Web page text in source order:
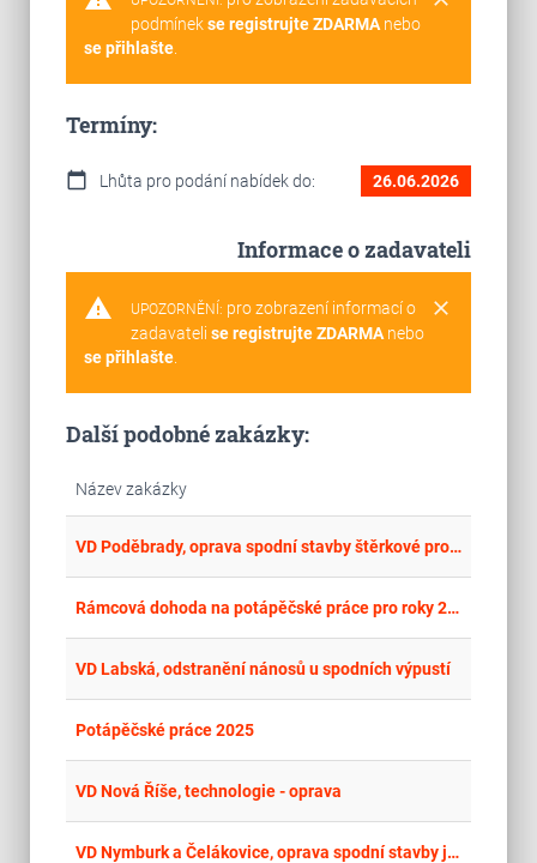
podmínekse registrujte ZDARMAnebo
se přihlašte.
Termíny:
calendar_today Lhůta pro podání nabídek do: 26.06.2026
Informace o zadavateli
warning clear
UPOZORNĚNÍ: pro zobrazení informací o
zadavateli se registrujte ZDARMAnebo
se přihlašte.
Další podobné zakázky:
Název zakázky
VD Poděbrady, oprava spodní stavby štěrkové propusti, potápěčské práce
Rámcová dohoda na potápěčské práce pro roky 2025 a 2026
VD Labská, odstranění nánosů u spodních výpustí
Potápěčské práce 2025
VD Nová Říše, technologie - oprava
VD Nymburk a Čelákovice, oprava spodní stavby jezu, potápěčské práce